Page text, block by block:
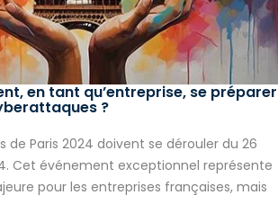
en tant qu’entreprise, se préparer
?
de Paris 2024 doivent se dérouler du 26
Cet événement exceptionnel représente
pour les entreprises françaises, mais